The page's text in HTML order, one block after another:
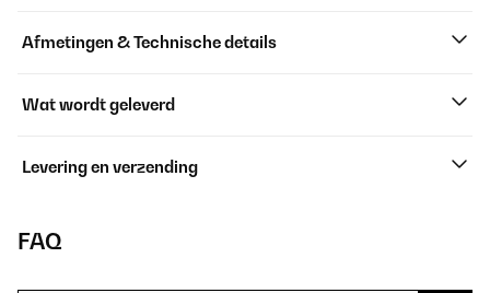
Afmetingen & Technische details
Wat wordt geleverd
Levering en verzending
FAQ